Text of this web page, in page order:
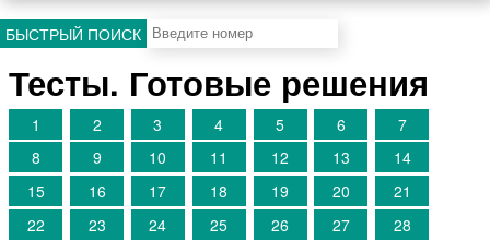
БЫСТРЫЙ ПОИСК
Тесты. Готовые решения
1 2 3 4 5 6
7
8
9 10 11 12 13
14
15
16 17 18 19 20
21
22
23 24 25 26 27
28